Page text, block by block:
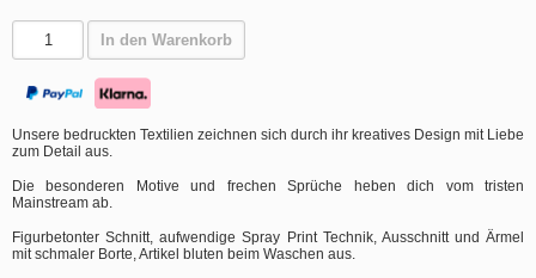
In den Warenkorb
Unsere bedruckten Textilien zeichnen sich durch ihr kreatives Design mit Liebe
zum Detail aus.
Die besonderen Motive und frechen Sprüche heben dich vom tristen
Mainstream ab.
Figurbetonter Schnitt, aufwendige Spray Print Technik, Ausschnitt und Ärmel
mit schmaler Borte, Artikel bluten beim Waschen aus.